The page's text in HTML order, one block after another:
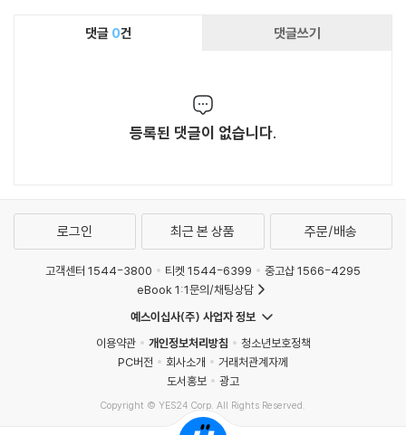
댓글 0건 댓글쓰기
등록된 댓글이 없습니다.
로그인 최근 본 상품 주문/배송
고객센터 1544-3800 티켓 1544-6399
중고샵 1566-4295
eBook 1:1문의/채팅상담
예스이십사(주) 사업자 정보
이용약관
개인정보처리방침
청소년보호정책
PC버전
회사소개
거래처관계자께
도서홍보
광고
Copyright © YES24 Corp. All Rights Reserved.